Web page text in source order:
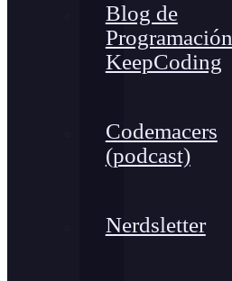
Blog de
Programación
KeepCoding
Codemacers
(podcast)
Nerdsletter